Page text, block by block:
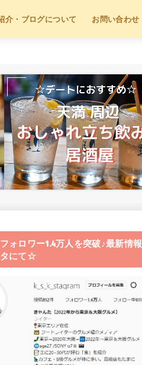
介・ブログについて お問い合わせ
ォロワー1.4万人を突破♪最新情報
タにて☆